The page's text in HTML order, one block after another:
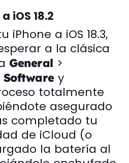
iOS 18.2
iPhone a iOS 18.3,
a la clásica
General >
Software y
totalmente
asegurado
completado tu
de iCloud (o
la batería al